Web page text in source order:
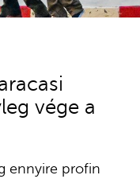
vége a
ennyire profin